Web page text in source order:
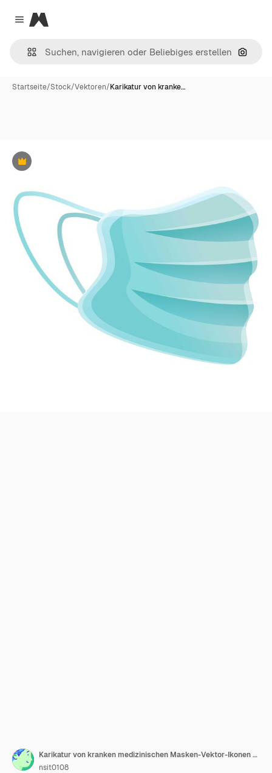
Close menu
Magnific
Nach
Startseite/Stock/Vektoren/Karikatur von kranke…
Premium
Karikatur von kranken medizinischen Masken-Vektor-Ikonen für Webdesign, isoliert auf weißem Hintergrund
nsit0108